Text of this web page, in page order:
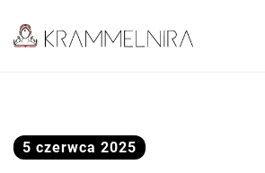
5 czerwca 2025